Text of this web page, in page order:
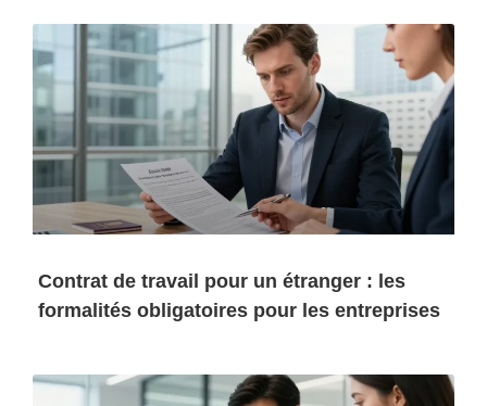
Contrat de travail pour un étranger : les
formalités obligatoires pour les entreprises